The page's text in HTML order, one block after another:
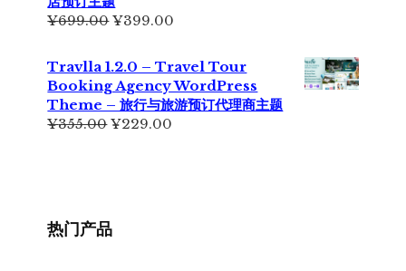
¥699.00原
为：
¥699.00。
¥399.00
格
为：
¥399.00。
Travlla 1.2.0 – Travel Tour
Booking Agency WordPress
Theme – 旅行与旅游预订代理商主题
¥355.00原
¥229.00
热门产品